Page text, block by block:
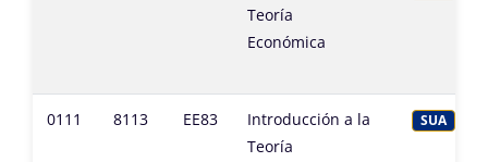
Teoría
Económica
0111 8113 EE83
Introducción a la
Teoría
SUA